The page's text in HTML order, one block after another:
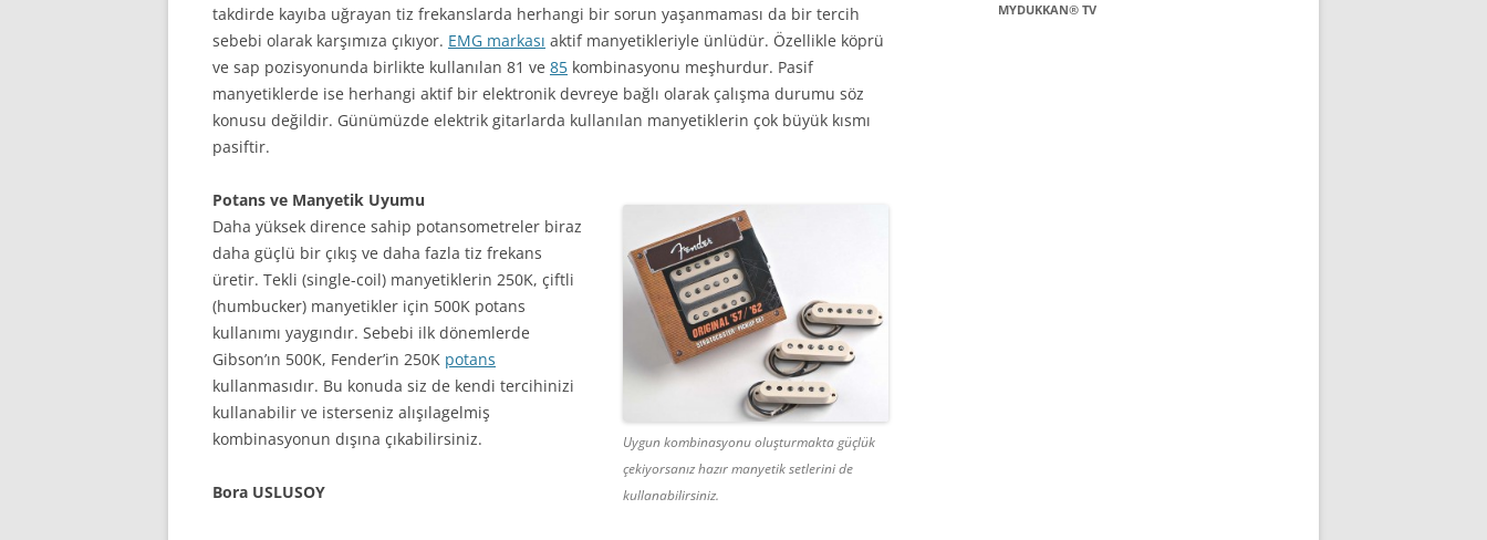
takdirde kayıba uğrayan tiz frekanslarda herhangi bir sorun yaşanmaması da bir tercih
sebebi olarak karşımıza çıkıyor. EMG markası aktif manyetikleriyle ünlüdür. Özellikle köprü
ve sap pozisyonunda birlikte kullanılan 81 ve 85 kombinasyonu meşhurdur. Pasif
manyetiklerde ise herhangi aktif bir elektronik devreye bağlı olarak çalışma durumu söz
konusu değildir. Günümüzde elektrik gitarlarda kullanılan manyetiklerin çok büyük kısmı
pasiftir.
Uygun kombinasyonu oluşturmakta güçlük
çekiyorsanız hazır manyetik setlerini de
kullanabilirsiniz.
Potans ve Manyetik Uyumu
Daha yüksek dirence sahip potansometreler biraz
daha güçlü bir çıkış ve daha fazla tiz frekans
üretir. Tekli (single-coil) manyetiklerin 250K, çiftli
(humbucker) manyetikler için 500K potans
kullanımı yaygındır. Sebebi ilk dönemlerde
Gibson’ın 500K, Fender’in 250K potans
kullanmasıdır. Bu konuda siz de kendi tercihinizi
kullanabilir ve isterseniz alışılagelmiş
kombinasyonun dışına çıkabilirsiniz.
Bora USLUSOY
MYDUKKAN® TV